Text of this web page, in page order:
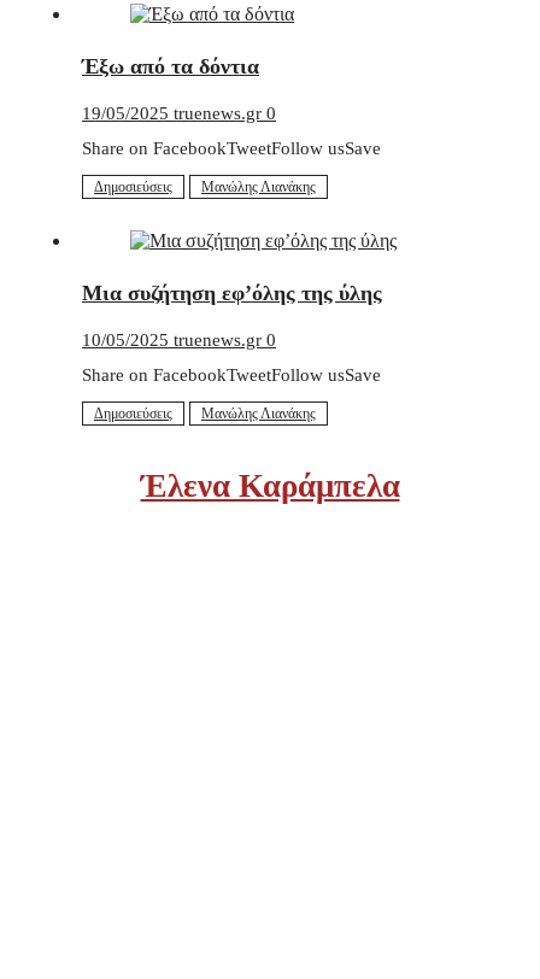
Έξω από τα δόντια
19/05/2025 truenews.gr 0
Share on FacebookTweetFollow usSave
Δημοσιεύσεις Μανώλης Λιανάκης
Μια συζήτηση εφ’όλης της ύλης
10/05/2025 truenews.gr 0
Share on FacebookTweetFollow usSave
Δημοσιεύσεις Μανώλης Λιανάκης
Έλενα Καράμπελα